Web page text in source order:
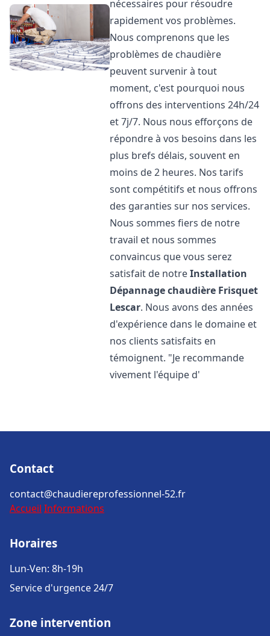
nécessaires pour résoudre
rapidement vos problèmes.
Nous comprenons que les
problèmes de chaudière
peuvent survenir à tout
moment, c'est pourquoi nous
offrons des interventions 24h/24
et 7j/7. Nous nous efforçons de
répondre à vos besoins dans les
plus brefs délais, souvent en
moins de 2 heures. Nos tarifs
sont compétitifs et nous offrons
des garanties sur nos services.
Nous sommes fiers de notre
travail et nous sommes
convaincus que vous serez
satisfait de notreInstallation
Dépannage chaudière Frisquet
Lescar. Nous avons des années
d'expérience dans le domaine et
nos clients satisfaits en
témoignent. "Je recommande
vivement l'équipe d'
Contact
contact@chaudiereprofessionnel-52.fr
Accueil Informations
Horaires
Lun-Ven: 8h-19h
Service d'urgence 24/7
Zone intervention